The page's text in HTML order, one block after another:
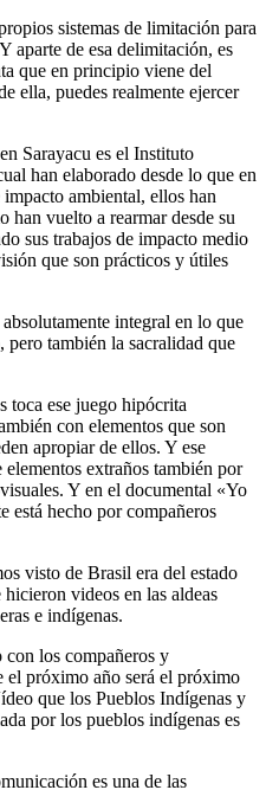
sistemas de limitación para
aparte de esa delimitación, es
que en principio viene del
ella, puedes realmente ejercer
Sarayacu es el Instituto
han elaborado desde lo que en
ambiental, ellos han
han vuelto a rearmar desde su
sus trabajos de impacto medio
que son prácticos y útiles
integral en lo que
también la sacralidad que
toca ese juego hipócrita
con elementos que son
apropiar de ellos. Y ese
extraños también por
Y en el documental «Yo
está hecho por compañeros
visto de Brasil era del estado
videos en las aldeas
e indígenas.
con los compañeros y
próximo año será el próximo
que los Pueblos Indígenas y
por los pueblos indígenas es
es una de las